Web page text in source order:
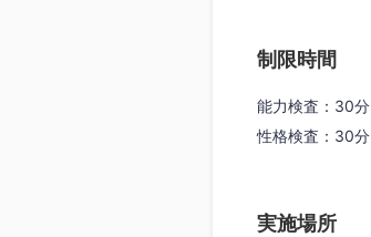
制限時間
能力検査：30分
性格検査：30分
実施場所